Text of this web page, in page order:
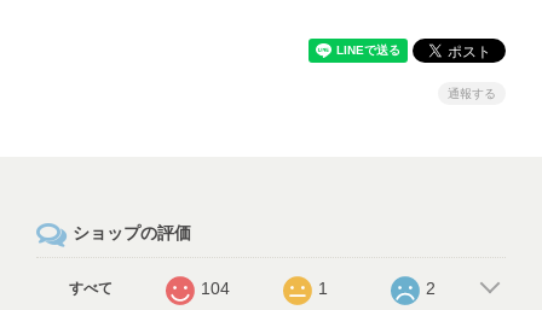
通報する
ショップの評価
すべて 104 1 2